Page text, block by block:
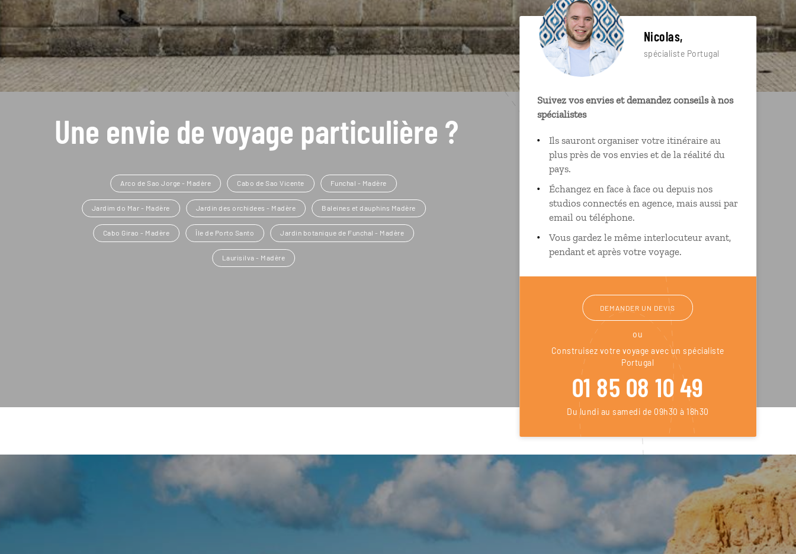
Une envie de voyage particulière ?
Arco de Sao Jorge - Madère Cabo de Sao Vicente Funchal - Madère
Jardim do Mar - Madère Jardin des orchidees - Madère Baleines et dauphins Madère
Cabo Girao - Madère Île de Porto Santo Jardin botanique de Funchal - Madère
Laurisilva - Madère
Nicolas,
spécialiste Portugal
Suivez vos envies et demandez conseils à nos
spécialistes
Ils sauront organiser votre itinéraire au
plus près de vos envies et de la réalité du
pays.
Échangez en face à face ou depuis nos
studios connectés en agence, mais aussi par
email ou téléphone.
Vous gardez le même interlocuteur avant,
pendant et après votre voyage.
DEMANDER UN DEVIS
ou
Construisez votre voyage avec un spécialiste
Portugal
01 85 08 10 49
Du lundi au samedi de 09h30 à 18h30